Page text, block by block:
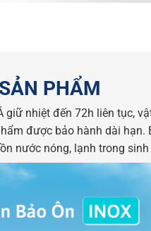
PHẨM
giữ nhiệt đến 72h liên tục,
được bảo hành dài
nước nóng, lạnh trong sinh